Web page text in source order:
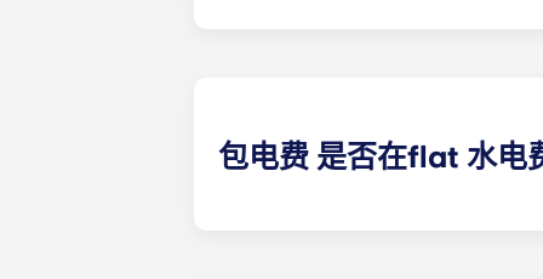
包电费 是否在flat 水电